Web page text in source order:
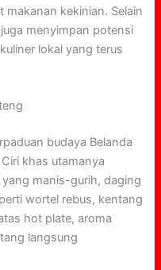
kekinian. Selain
menyimpan potensi
lokal yang terus
budaya Belanda
khas utamanya
manis-gurih, daging
wortel rebus, kentang
hot plate, aroma
langsung